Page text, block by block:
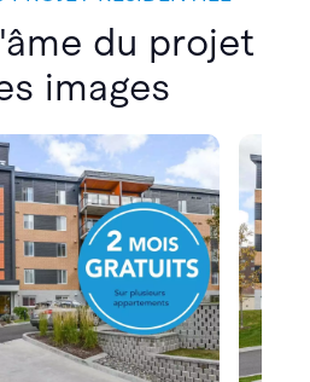
du projet
images